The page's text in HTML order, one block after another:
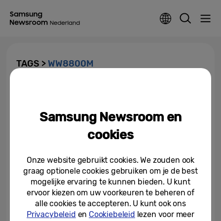
TAGS >WW8800M
31-08-2017
wasbeurt met baanbrekende
QuickDrive™ technologie
Samsung Newsroom en
cookies
Onze website gebruikt cookies. We zouden ook
graag optionele cookies gebruiken om je de best
mogelijke ervaring te kunnen bieden. U kunt
ervoor kiezen om uw voorkeuren te beheren of
alle cookies te accepteren. U kunt ook ons
Privacybeleid en Cookiebeleid lezen voor meer